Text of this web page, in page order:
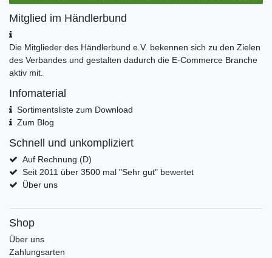
Mitglied im Händlerbund
Die Mitglieder des Händlerbund e.V. bekennen sich zu den Zielen
des Verbandes und gestalten dadurch die E-Commerce Branche
aktiv mit.
Infomaterial
Sortimentsliste zum Download
Zum Blog
Schnell und unkompliziert
Auf Rechnung (D)
Seit 2011 über 3500 mal "Sehr gut" bewertet
Über uns
Shop
Über uns
Zahlungsarten